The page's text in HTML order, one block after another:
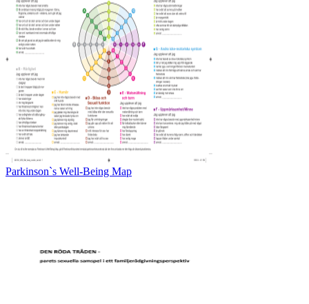
Parkinson`s Well-Being Map